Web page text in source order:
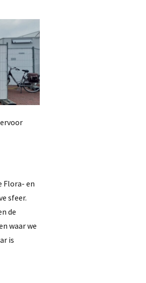
Flora- en
sfeer.
de
waar we
is